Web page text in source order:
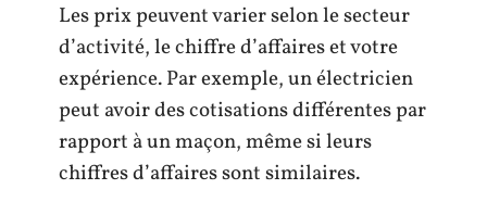
Les prix peuvent varier selon le secteur
d’activité, le chiffre d’affaires et votre
expérience. Par exemple, un électricien
peut avoir des cotisations différentes par
rapport à un maçon, même si leurs
chiffres d’affaires sont similaires.